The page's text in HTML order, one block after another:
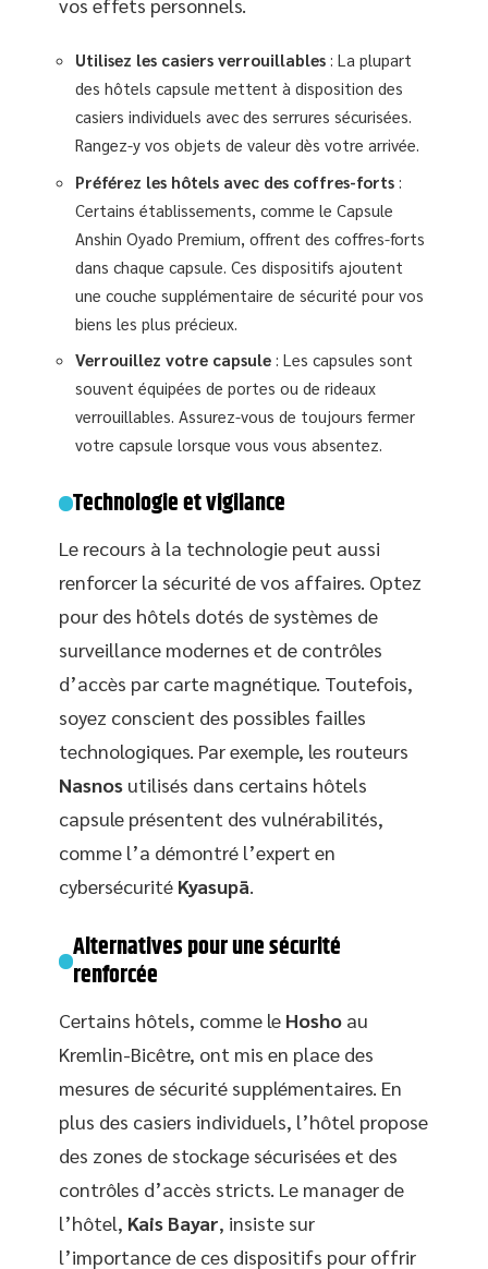
Utilisez les casiers verrouillables : La plupart
des hôtels capsule mettent à disposition des
casiers individuels avec des serrures sécurisées.
Rangez-y vos objets de valeur dès votre arrivée.
Préférez les hôtels avec des coffres-forts :
Certains établissements, comme le Capsule
Anshin Oyado Premium, offrent des coffres-forts
dans chaque capsule. Ces dispositifs ajoutent
une couche supplémentaire de sécurité pour vos
biens les plus précieux.
Verrouillez votre capsule : Les capsules sont
souvent équipées de portes ou de rideaux
verrouillables. Assurez-vous de toujours fermer
votre capsule lorsque vous vous absentez.
Technologie et vigilance
Le recours à la technologie peut aussi
renforcer la sécurité de vos affaires. Optez
pour des hôtels dotés de systèmes de
surveillance modernes et de contrôles
d’accès par carte magnétique. Toutefois,
soyez conscient des possibles failles
technologiques. Par exemple, les routeurs
Nasnos utilisés dans certains hôtels
capsule présentent des vulnérabilités,
comme l’a démontré l’expert en
cybersécurité Kyasupā.
Alternatives pour une sécurité
renforcée
Certains hôtels, comme le Hosho au
Kremlin-Bicêtre, ont mis en place des
mesures de sécurité supplémentaires. En
plus des casiers individuels, l’hôtel propose
des zones de stockage sécurisées et des
contrôles d’accès stricts. Le manager de
l’hôtel, Kais Bayar, insiste sur
l’importance de ces dispositifs pour offrir